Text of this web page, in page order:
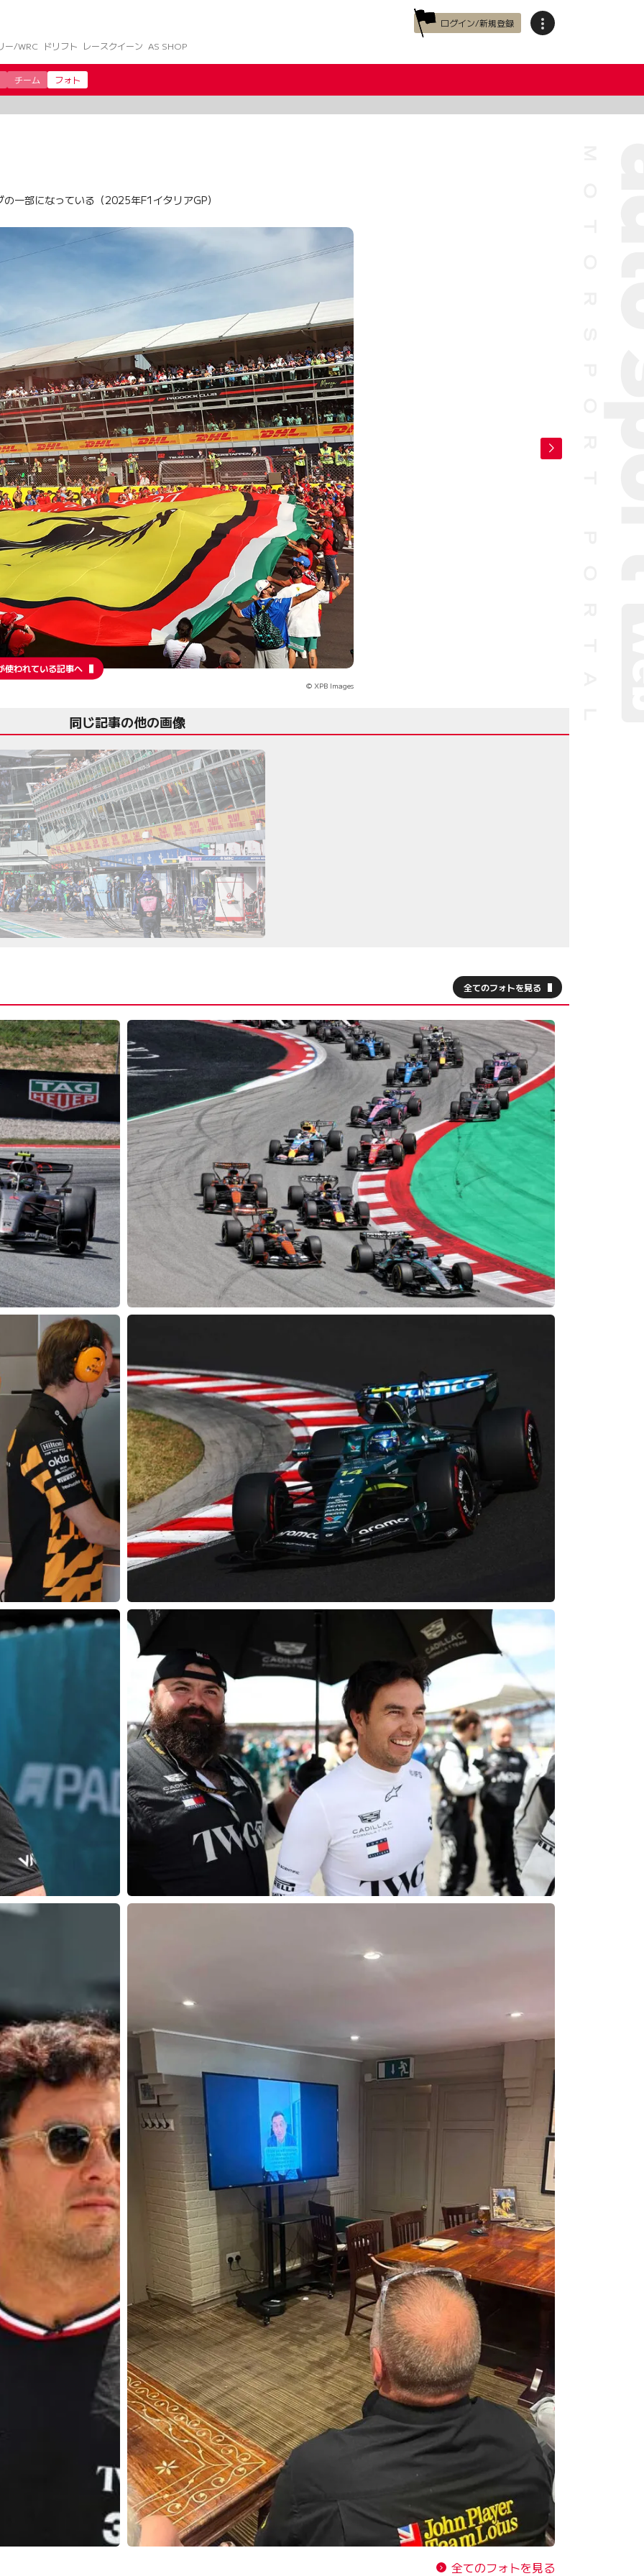
ログイン/新規登録
ー/WRC
ドリフト レースクイーン AS SHOP
チーム フォト
一部になっている（2025年F1イタリアGP）
使われている記事へ
© XPB Images
同じ記事の他の画像
全てのフォトを見る
全てのフォトを見る